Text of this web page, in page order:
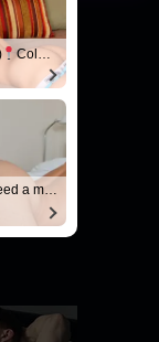
Columbus
a spicy night...